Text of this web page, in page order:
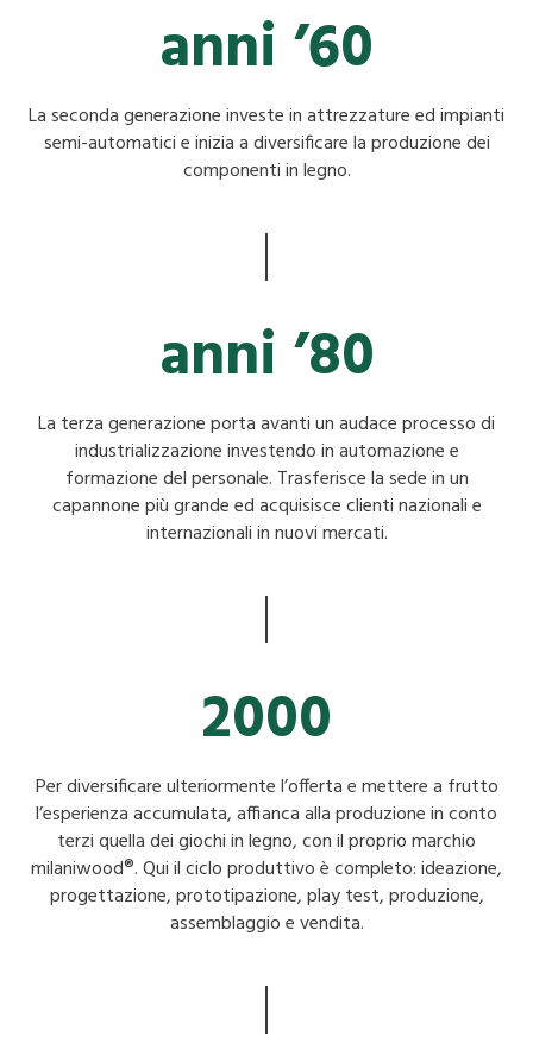
anni ’60
La seconda generazione investe in attrezzature ed impianti
semi-automatici e inizia a diversificare la produzione dei
componenti in legno.
anni ’80
La terza generazione porta avanti un audace processo di
industrializzazione investendo in automazione e
formazione del personale. Trasferisce la sede in un
capannone più grande ed acquisisce clienti nazionali e
internazionali in nuovi mercati.
2000
Per diversificare ulteriormente l’offerta e mettere a frutto
l’esperienza accumulata, affianca alla produzione in conto
terzi quella dei giochi in legno, con il proprio marchio
milaniwood®. Qui il ciclo produttivo è completo: ideazione,
progettazione, prototipazione, play test, produzione,
assemblaggio e vendita.